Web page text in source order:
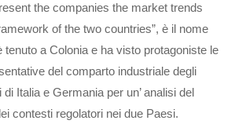
the companies the market trends
of the two countries”, è il nome
tenuto a Colonia e ha visto protagoniste le
del comparto industriale degli
Italia e Germania per un’ analisi del
contesti regolatori nei due Paesi.